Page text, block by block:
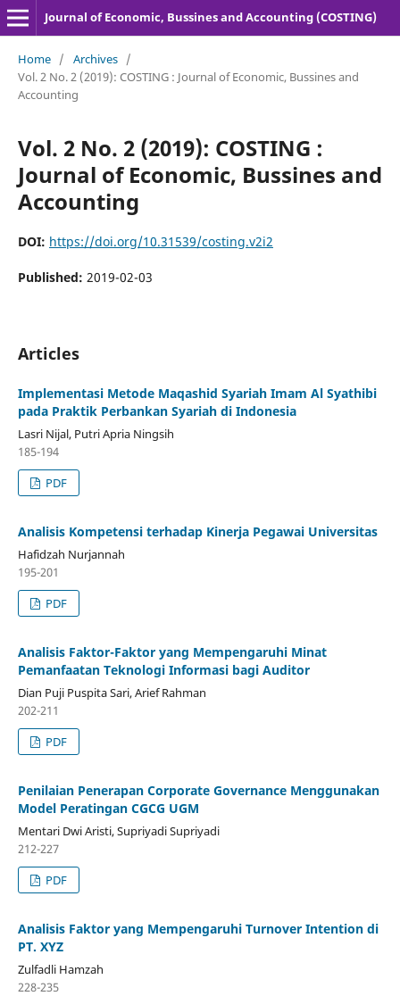
Journal of Economic, Bussines and Accounting (COSTING)
Home / Archives /
Vol. 2 No. 2 (2019): COSTING : Journal of Economic, Bussines and
Accounting
Vol. 2 No. 2 (2019): COSTING :
Journal of Economic, Bussines and
Accounting
DOI: https://doi.org/10.31539/costing.v2i2
Published: 2019-02-03
Articles
Implementasi Metode Maqashid Syariah Imam Al Syathibi
pada Praktik Perbankan Syariah di Indonesia
Lasri Nijal, Putri Apria Ningsih
185-194
PDF
Analisis Kompetensi terhadap Kinerja Pegawai Universitas
Hafidzah Nurjannah
195-201
PDF
Analisis Faktor-Faktor yang Mempengaruhi Minat
Pemanfaatan Teknologi Informasi bagi Auditor
Dian Puji Puspita Sari, Arief Rahman
202-211
PDF
Penilaian Penerapan Corporate Governance Menggunakan
Model Peratingan CGCG UGM
Mentari Dwi Aristi, Supriyadi Supriyadi
212-227
PDF
Analisis Faktor yang Mempengaruhi Turnover Intention di
PT. XYZ
Zulfadli Hamzah
228-235